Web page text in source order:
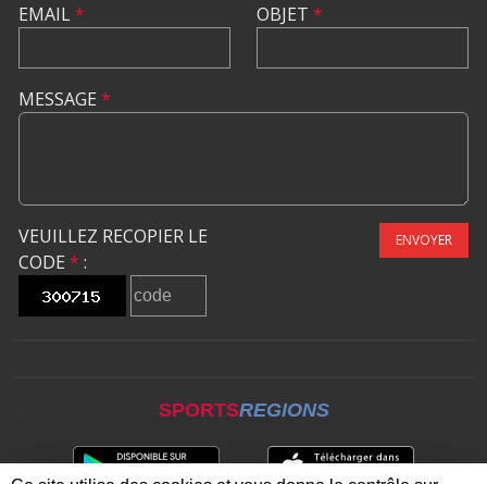
EMAIL* OBJET *
MESSAGE *
VEUILLEZ RECOPIER LE
CODE * :
ENVOYER
SPORTSREGIONS